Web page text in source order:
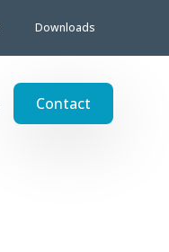
Downloads
Contact